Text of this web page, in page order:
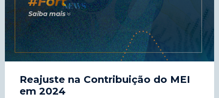
Reajuste na Contribuição do MEI
em 2024